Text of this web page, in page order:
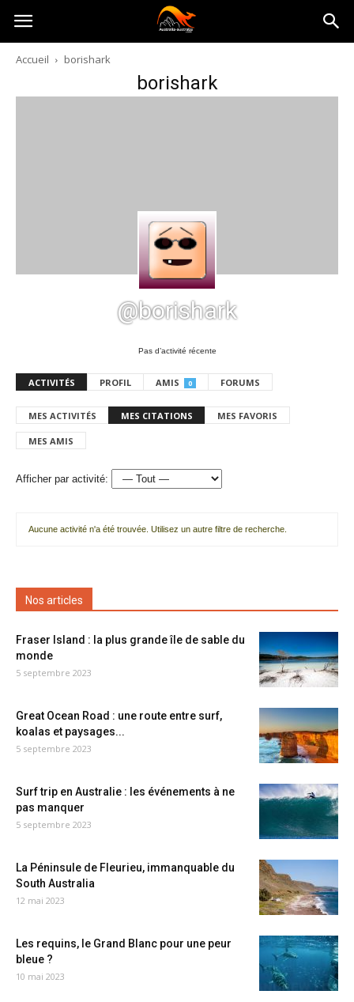
Australia-
australie.com
Accueil borishark
borishark
@borishark
Pas d’activité récente
ACTIVITÉS PROFIL AMIS 0 FORUMS
MES ACTIVITÉS MES CITATIONS MES FAVORIS
MES AMIS
Afficher par activité:
Aucune activité n'a été trouvée. Utilisez un autre filtre de recherche.
Nos articles
Fraser Island : la plus grande île de sable du
monde
5 septembre 2023
Great Ocean Road : une route entre surf,
koalas et paysages...
5 septembre 2023
Surf trip en Australie : les événements à ne
pas manquer
5 septembre 2023
La Péninsule de Fleurieu, immanquable du
South Australia
12 mai 2023
Les requins, le Grand Blanc pour une peur
bleue ?
10 mai 2023